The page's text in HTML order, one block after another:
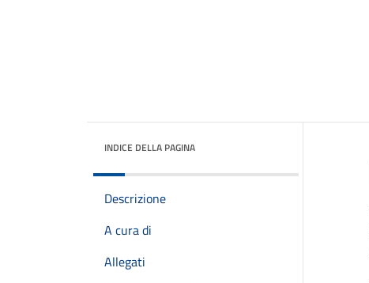
INDICE DELLA PAGINA
Descrizione
A cura di
Allegati